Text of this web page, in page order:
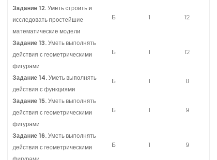
Задание 12.Уметь строить и
исследовать простейшие
математические модели
Б 1 12
Задание 13.Уметь выполнять
действия с геометрическими
фигурами
Б 1 12
Задание 14.Уметь выполнять
действия с функциями
Б 1 8
Задание 15.Уметь выполнять
действия с геометрическими
фигурами
Б 1 9
Задание 16.Уметь выполнять
действия с геометрическими
Б 1 9